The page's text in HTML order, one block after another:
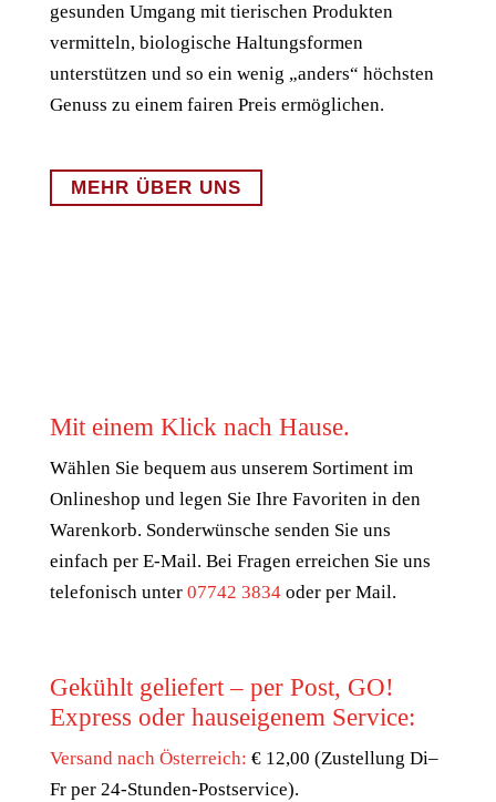
gesunden Umgang mit tierischen Produkten
vermitteln, biologische Haltungsformen
unterstützen und so ein wenig „anders“ höchsten
Genuss zu einem fairen Preis ermöglichen.
MEHR ÜBER UNS
Mit einem Klick nach Hause.
Wählen Sie bequem aus unserem Sortiment im
Onlineshop und legen Sie Ihre Favoriten in den
Warenkorb. Sonderwünsche senden Sie uns
einfach per E-Mail. Bei Fragen erreichen Sie uns
telefonisch unter 07742 3834oder per Mail.
Gekühlt geliefert – per Post, GO!
Express oder hauseigenem Service:
Versand nach Österreich: € 12,00 (Zustellung Di–
Fr per 24-Stunden-Postservice).